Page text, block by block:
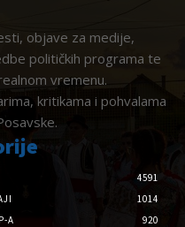
objave za medije,
političkih programa te
vremenu.
kritikama i pohvalama
4591
1014
A
920